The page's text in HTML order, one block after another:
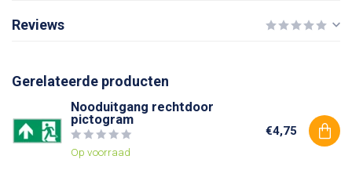
Reviews
Gerelateerde producten
Nooduitgang rechtdoor
pictogram
Op voorraad
€4,75